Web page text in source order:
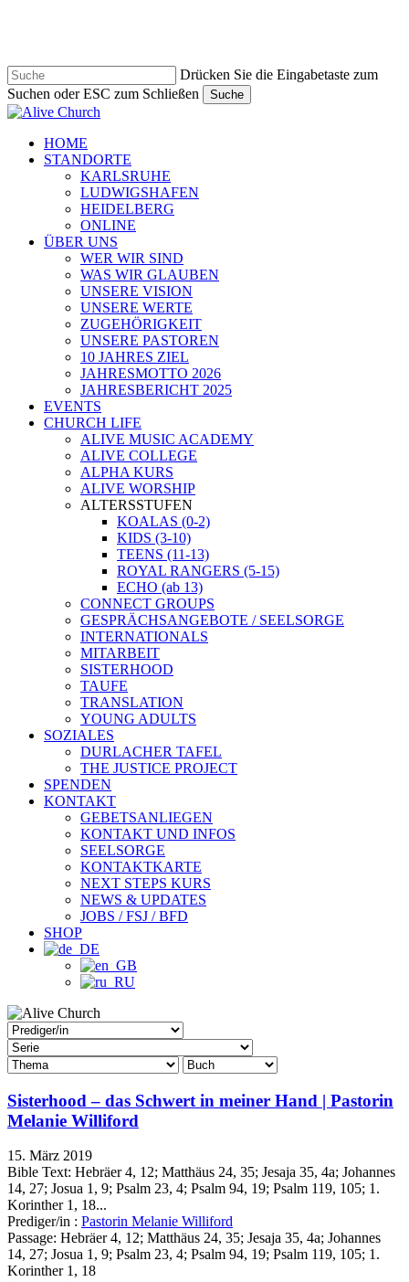
Drücken Sie die Eingabetaste zum
Suchen oder ESC zum Schließen
Suche
Suche
Navigationsmenü
HOME
STANDORTE
KARLSRUHE
LUDWIGSHAFEN
HEIDELBERG
ONLINE
ÜBER UNS
WER WIR SIND
WAS WIR GLAUBEN
UNSERE VISION
UNSERE WERTE
ZUGEHÖRIGKEIT
UNSERE PASTOREN
10 JAHRES ZIEL
JAHRESMOTTO 2026
JAHRESBERICHT 2025
EVENTS
CHURCH LIFE
ALIVE MUSIC ACADEMY
ALIVE COLLEGE
ALPHA KURS
ALIVE WORSHIP
ALTERSSTUFEN
KOALAS (0-2)
KIDS (3-10)
TEENS (11-13)
ROYAL RANGERS (5-15)
ECHO (ab 13)
CONNECT GROUPS
GESPRÄCHSANGEBOTE / SEELSORGE
INTERNATIONALS
MITARBEIT
SISTERHOOD
TAUFE
TRANSLATION
YOUNG ADULTS
SOZIALES
DURLACHER TAFEL
THE JUSTICE PROJECT
SPENDEN
KONTAKT
GEBETSANLIEGEN
KONTAKT UND INFOS
SEELSORGE
KONTAKTKARTE
NEXT STEPS KURS
NEWS & UPDATES
JOBS / FSJ / BFD
SHOP
Sisterhood – das Schwert in meiner Hand | Pastorin
Melanie Williford
15. März 2019
Bible Text: Hebräer 4, 12; Matthäus 24, 35; Jesaja 35, 4a; Johannes
14, 27; Josua 1, 9; Psalm 23, 4; Psalm 94, 19; Psalm 119, 105; 1.
Korinther 1, 18...
Prediger/in : Pastorin Melanie Williford
Passage: Hebräer 4, 12; Matthäus 24, 35; Jesaja 35, 4a; Johannes
14, 27; Josua 1, 9; Psalm 23, 4; Psalm 94, 19; Psalm 119, 105; 1.
Korinther 1, 18